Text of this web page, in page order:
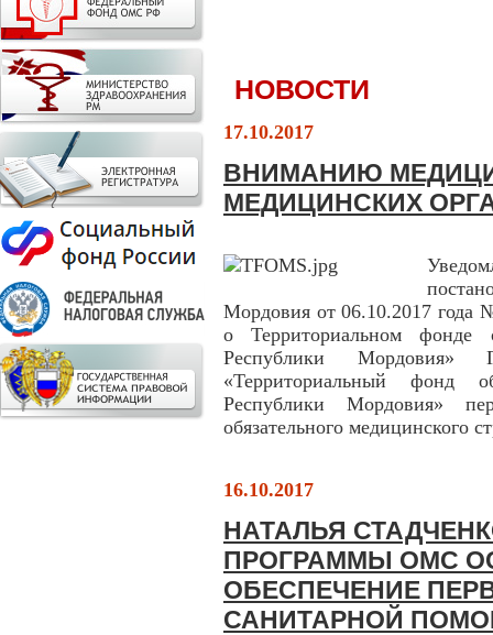
НОВОСТИ
17.10.2017
ВНИМАНИЮ
МЕДИЦИНСКИХ
Уведо
Мордовия от 06.10.2017
о Территориальном фонде
Республики Мордовия»
«Территориальный фонд
Республики Мордовия»
обязательного медицинского
16.10.2017
НАТАЛЬЯ
ПРОГРАММЫ ОМС
ОБЕСПЕЧЕНИЕ
САНИТАРНОЙ